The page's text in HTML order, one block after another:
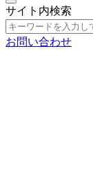
サイト内検索
お問い合わせ